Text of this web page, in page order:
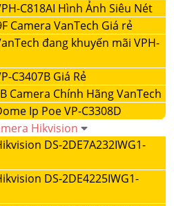
C818AI Hình Ảnh Siêu Nét
Camera VanTech Giá rẻ
đang khuyến mãi VPH-
C3407B Giá Rẻ
Camera Chính Hãng VanTech
Ip Poe VP-C3308D
Hikvision
DS-2DE7A232IWG1-
DS-2DE4225IWG1-